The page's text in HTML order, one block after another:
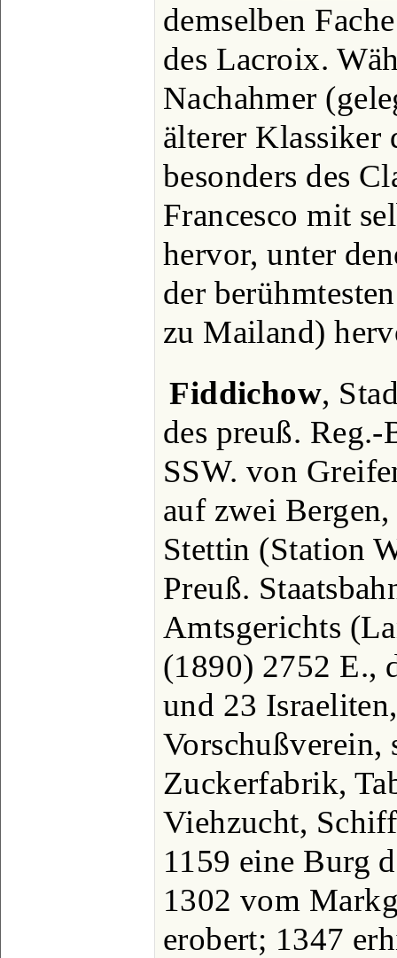
demselben
des Lacroix.
Nachahmer
älterer Klassiker
besonders des
Francesco mit
hervor, unter
der
zu Mailand)
Fiddichow,
des preuß.
SSW. von
auf zwei
Stettin (Station
Preuß.
Amtsgerichts
(1890) 2752 E.,
und 23
Vorschußverein,
Zuckerfabrik,
Viehzucht,
1159 eine Burg
1302 vom
erobert; 1347